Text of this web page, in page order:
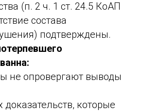
(п. 2 ч. 1 ст. 24.5 КоАП
состава
подтверждены.
не опровергают выводы
доказательств, которые